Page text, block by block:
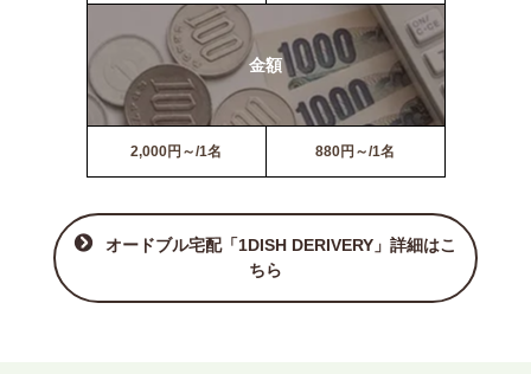
金額
2,000円～/1名 880円～/1名
オードブル宅配「1DISH DERIVERY」詳細はこ
ちら